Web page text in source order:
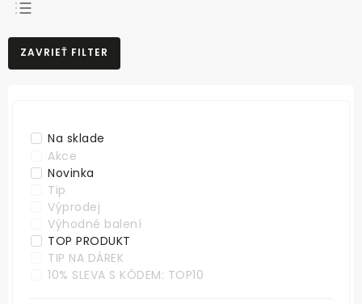
NAJPREDÁVANEJŠIE
NAJLACNEJŠIE
ZAVRIEŤ FILTER
Na sklade
Akce
Novinka
Tip
Výprodej
Výhodné balení
TOP PRODUKT
TIP NA DÁREK
10% SLEVA S KÓDEM: TOP10